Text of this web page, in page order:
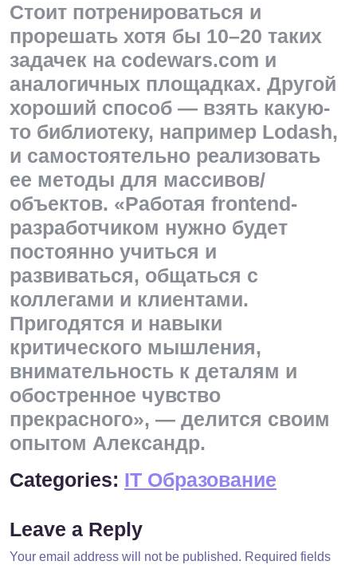
Стоит потренироваться и
прорешать хотя бы 10–20 таких
задачек на codewars.com и
аналогичных площадках. Другой
хороший способ — взять какую-
то библиотеку, например Lodash,
и самостоятельно реализовать
ее методы для массивов/
объектов. «Работая frontend-
разработчиком нужно будет
постоянно учиться и
развиваться, общаться с
коллегами и клиентами.
Пригодятся и навыки
критического мышления,
внимательность к деталям и
обостренное чувство
прекрасного», — делится своим
опытом Александр.
Categories: IT Образование
Leave a Reply
Your email address will not be published. Required fields